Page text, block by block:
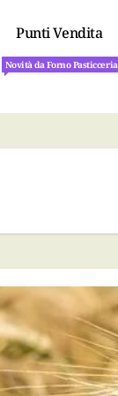
Punti Vendita
Novità da Forno
Novità da Forno